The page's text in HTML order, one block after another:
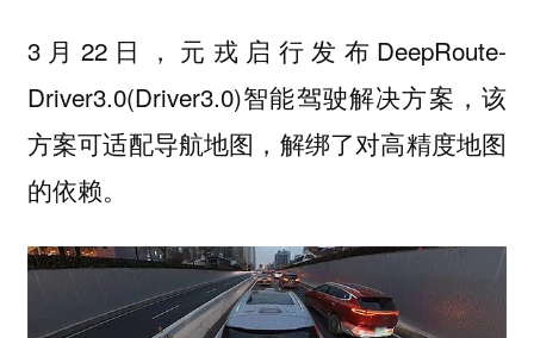
3月22日，元戎启行发布DeepRoute-
Driver3.0(Driver3.0)智能驾驶解决方案，该
方案可适配导航地图，解绑了对高精度地图
的依赖。